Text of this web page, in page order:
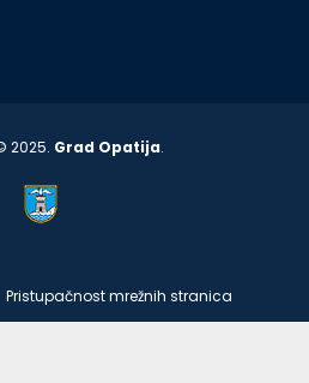
2025. Grad Opatija.
Pristupačnost mrežnih stranica